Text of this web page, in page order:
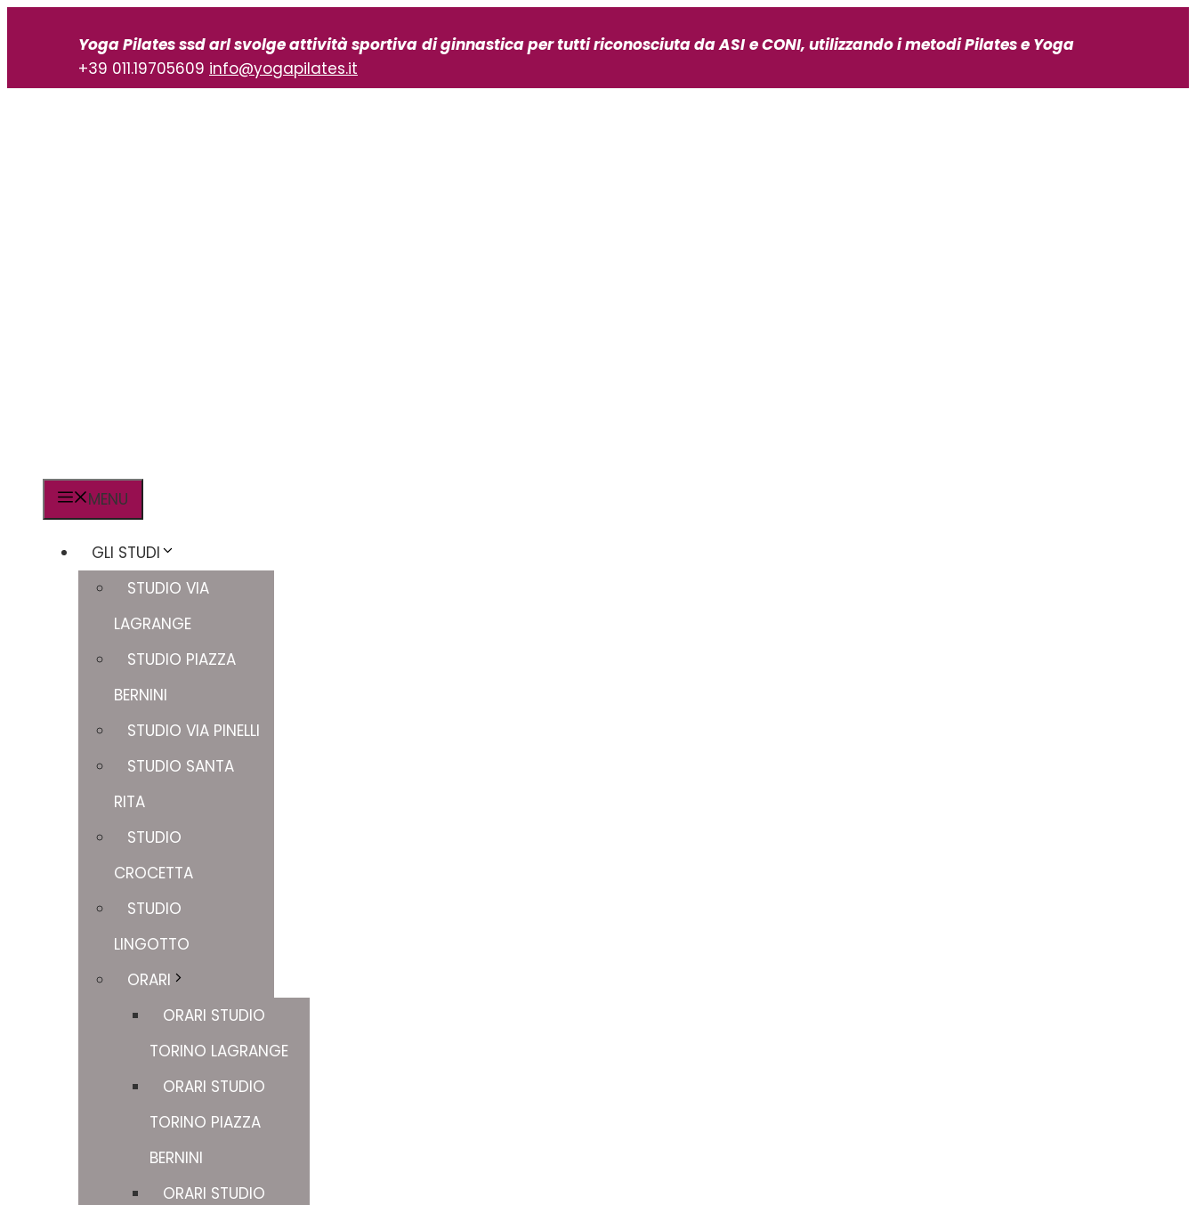
contenuto
Yoga Pilates ssd arl svolge attività sportiva di ginnastica per tutti riconosciuta da ASI e CONI, utilizzando i metodi Pilates e Yoga
+39 011.19705609 info@yogapilates.it
MENU
GLI STUDI
STUDIO VIA
LAGRANGE
STUDIO PIAZZA
BERNINI
STUDIO VIA PINELLI
STUDIO SANTA
RITA
STUDIO
CROCETTA
STUDIO
LINGOTTO
ORARI
ORARI STUDIO
TORINO LAGRANGE
ORARI STUDIO
TORINO PIAZZA
BERNINI
ORARI STUDIO